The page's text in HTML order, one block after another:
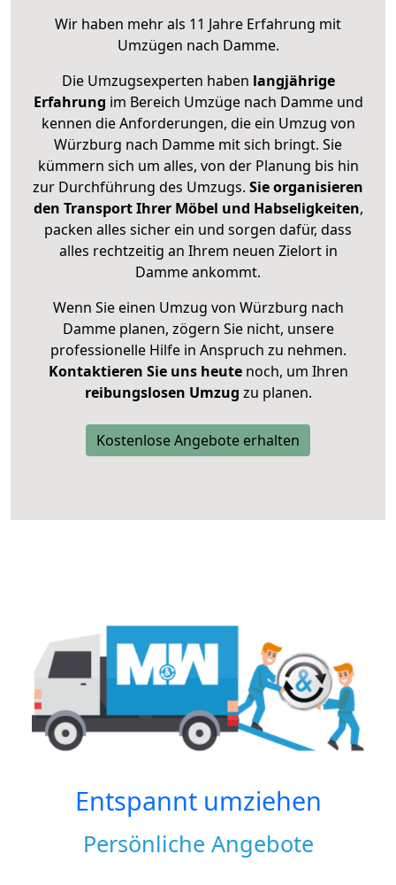
Wir haben mehr als 11 Jahre Erfahrung mit
Umzügen nach Damme.
Die Umzugsexperten haben langjährige
Erfahrung im Bereich Umzüge nach Damme und
kennen die Anforderungen, die ein Umzug von
Würzburg nach Damme mit sich bringt. Sie
kümmern sich um alles, von der Planung bis hin
zur Durchführung des Umzugs. Sie organisieren
den Transport Ihrer Möbel und Habseligkeiten,
packen alles sicher ein und sorgen dafür, dass
alles rechtzeitig an Ihrem neuen Zielort in
Damme ankommt.
Wenn Sie einen Umzug von Würzburg nach
Damme planen, zögern Sie nicht, unsere
professionelle Hilfe in Anspruch zu nehmen.
Kontaktieren Sie uns heutenoch, um Ihren
reibungslosen Umzug zu planen.
Kostenlose Angebote erhalten
Entspannt umziehen
Persönliche Angebote